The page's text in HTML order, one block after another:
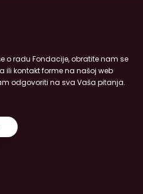
o radu Fondacije, obratite nam se
ili kontakt forme na našoj web
odgovoriti na sva Vaša pitanja.